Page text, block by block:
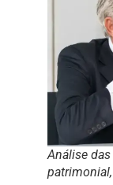
Análise